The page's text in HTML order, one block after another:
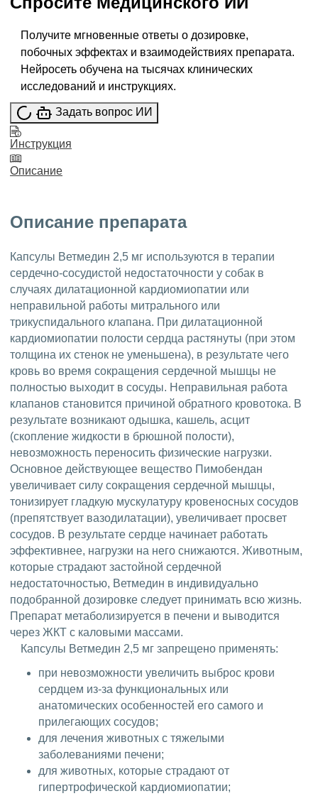
Получите мгновенные ответы о дозировке,
побочных эффектах и взаимодействиях препарата.
Нейросеть обучена на тысячах клинических
исследований и инструкциях.
Задать вопрос ИИ
Инструкция
Описание
Описание препарата
Капсулы Ветмедин 2,5 мг используются в терапии
сердечно-сосудистой недостаточности у собак в
случаях дилатационной кардиомиопатии или
неправильной работы митрального или
трикуспидального клапана. При дилатационной
кардиомиопатии полости сердца растянуты (при этом
толщина их стенок не уменьшена), в результате чего
кровь во время сокращения сердечной мышцы не
полностью выходит в сосуды. Неправильная работа
клапанов становится причиной обратного кровотока. В
результате возникают одышка, кашель, асцит
(скопление жидкости в брюшной полости),
невозможность переносить физические нагрузки.
Основное действующее вещество Пимобендан
увеличивает силу сокращения сердечной мышцы,
тонизирует гладкую мускулатуру кровеносных сосудов
(препятствует вазодилатации), увеличивает просвет
сосудов. В результате сердце начинает работать
эффективнее, нагрузки на него снижаются. Животным,
которые страдают застойной сердечной
недостаточностью, Ветмедин в индивидуально
подобранной дозировке следует принимать всю жизнь.
Препарат метаболизируется в печени и выводится
через ЖКТ с каловыми массами.
Капсулы Ветмедин 2,5 мг запрещено применять:
при невозможности увеличить выброс крови
сердцем из-за функциональных или
анатомических особенностей его самого и
прилегающих сосудов;
для лечения животных с тяжелыми
заболеваниями печени;
для животных, которые страдают от
гипертрофической кардиомиопатии;